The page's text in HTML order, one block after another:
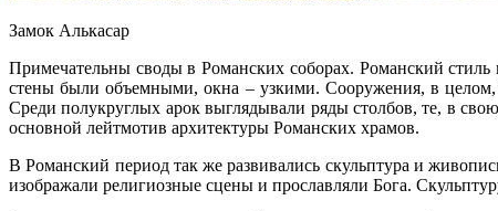
Замок Алькасар
Примечательны своды в Романских соборах. Романский
стены были объемными, окна – узкими. Сооружения, в
Среди полукруглых арок выглядывали ряды столбов, те, в
основной лейтмотив архитектуры Романских храмов.
В Романский период так же развивались скульптура и
изображали религиозные сцены и прославляли Бога.